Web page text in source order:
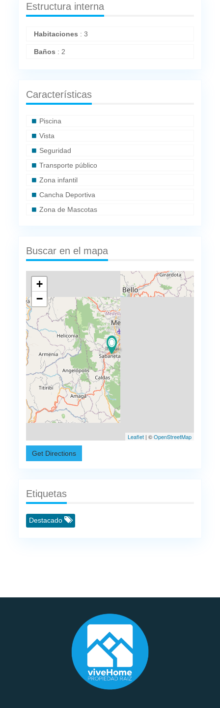
Estructura interna
Habitaciones :3
Baños : 2
Características
Piscina
Vista
Seguridad
Transporte público
Zona infantil
Cancha Deportiva
Zona de Mascotas
Buscar en el mapa
+
−
Leaflet| ©OpenStreetMap
Get Directions
Etiquetas
Destacado